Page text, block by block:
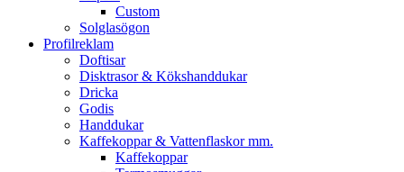
Custom
Solglasögon
Profilreklam
Doftisar
Disktrasor & Kökshanddukar
Dricka
Godis
Handdukar
Kaffekoppar & Vattenflaskor mm.
Kaffekoppar